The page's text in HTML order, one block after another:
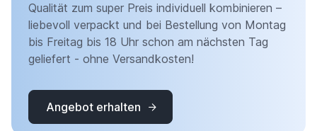
Qualität zum super Preis individuell kombinieren –
liebevoll verpackt und bei Bestellung von Montag
bis Freitag bis 18 Uhr schon am nächsten Tag
geliefert - ohne Versandkosten!
Angebot erhalten